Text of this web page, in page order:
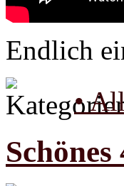
Endlich
•